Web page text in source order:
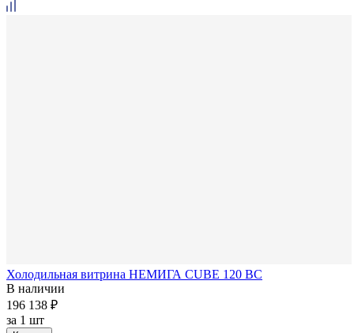
Холодильная витрина НЕМИГА CUBE 120 ВС
В наличии
196 138 ₽
за 1 шт